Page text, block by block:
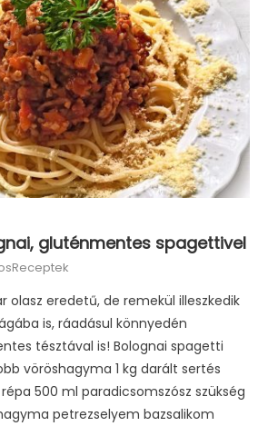
gluténmentes spagettivel
olasz eredetű, de remekül illeszkedik
is, ráadásul könnyedén
tésztával is! Bolognai spagetti
vöröshagyma 1 kg darált sertés
500 ml paradicsomszósz szükség
petrezselyem bazsalikom